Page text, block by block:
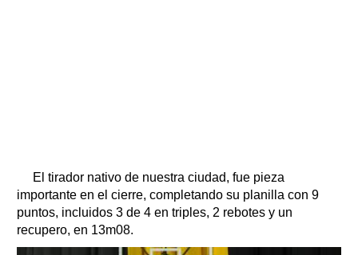
El tirador nativo de nuestra ciudad, fue pieza
importante en el cierre, completando su planilla con 9
puntos, incluidos 3 de 4 en triples, 2 rebotes y un
recupero, en 13m08.